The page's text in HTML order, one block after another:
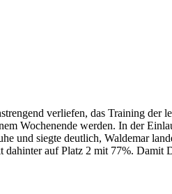
verliefen, das Training der
Wochenende werden. In der
und siegte deutlich, Waldemar
auf Platz 2 mit 77%. Damit